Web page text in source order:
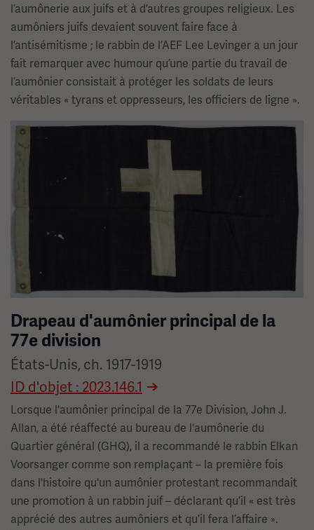
l’aumônerie aux juifs et à d’autres groupes religieux. Les
aumôniers juifs devaient souvent faire face à
l’antisémitisme ; le rabbin de l’AEF Lee Levinger a un jour
fait remarquer avec humour qu’une partie du travail de
l’aumônier consistait à protéger les soldats de leurs
véritables « tyrans et oppresseurs, les officiers de ligne ».
Image(s)
Drapeau d'aumônier principal de la
77e division
États-Unis, ch. 1917-1919
ID d'objet : 2023.146.1
Lorsque l'aumônier principal de la 77e Division, John J.
Allan, a été réaffecté au bureau de l'aumônerie du
Quartier général (GHQ), il a recommandé le rabbin Elkan
Voorsanger comme son remplaçant – la première fois
dans l'histoire qu'un aumônier protestant recommandait
une promotion à un rabbin juif – déclarant qu’il « est très
apprécié des autres aumôniers et qu’il fera l’affaire ».